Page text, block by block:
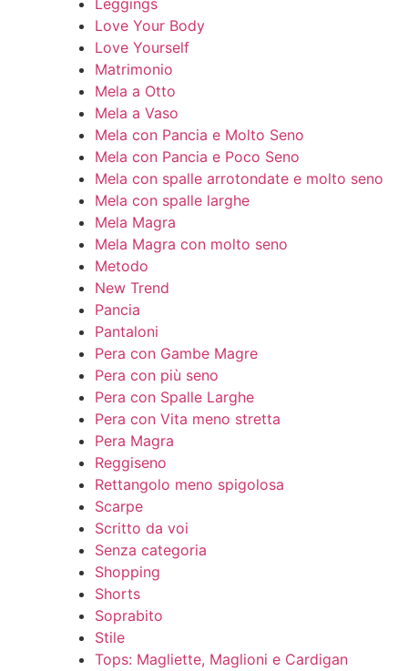
Leggings
Love Your Body
Love Yourself
Matrimonio
Mela a Otto
Mela a Vaso
Mela con Pancia e Molto Seno
Mela con Pancia e Poco Seno
Mela con spalle arrotondate e molto seno
Mela con spalle larghe
Mela Magra
Mela Magra con molto seno
Metodo
New Trend
Pancia
Pantaloni
Pera con Gambe Magre
Pera con più seno
Pera con Spalle Larghe
Pera con Vita meno stretta
Pera Magra
Reggiseno
Rettangolo meno spigolosa
Scarpe
Scritto da voi
Senza categoria
Shopping
Shorts
Soprabito
Stile
Tops: Magliette, Maglioni e Cardigan